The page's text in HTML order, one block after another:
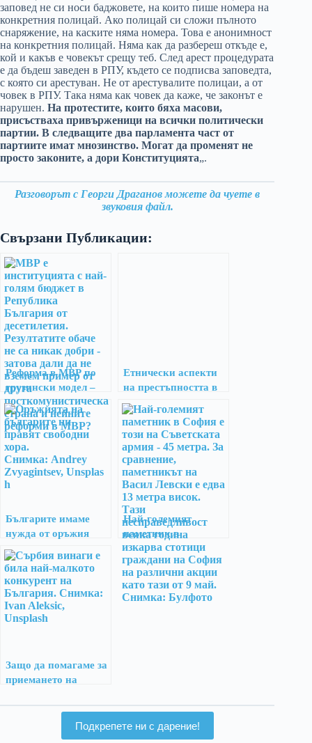
заповед не си носи баджовете, на които пише номера на
конкретния полицай. Ако полицай си сложи пълното
снаряжение, на каските няма номера. Това е анонимност
на конкретния полицай. Няма как да разбереш откъде е,
кой и какъв е човекът срещу теб. След арест процедурата
е да бъдеш заведен в РПУ, където се подписва заповедта,
с която си арестуван. Не от арестувалите полицаи, а от
човек в РПУ. Така няма как човек да каже, че законът е
нарушен. На протестите, които бяха масови,
присъстваха привърженици на всички политически
партии. В следващите два парламента част от
партиите имат мнозинство. Могат да променят не
просто законите, а дори Конституцията„.
Разговорът с Георги Драганов можете да чуете в
звуковия файл.
Свързани Публикации:
Реформа в МВР по
грузински модел –
закъсняваща, но
наложителна
Eтнически аспекти
на престъпността в
България и
Македония към 2002
г.
Българите имаме
нужда от оръжия
Най-големият
паметник в
столицата разделя
нацията
Защо да помагаме за
приемането на
Подкрепете ни с дарение!